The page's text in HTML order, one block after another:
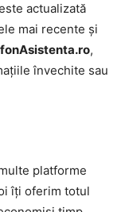
actualizată
mai recente și
,
învechite sau
platforme
îți oferim totul